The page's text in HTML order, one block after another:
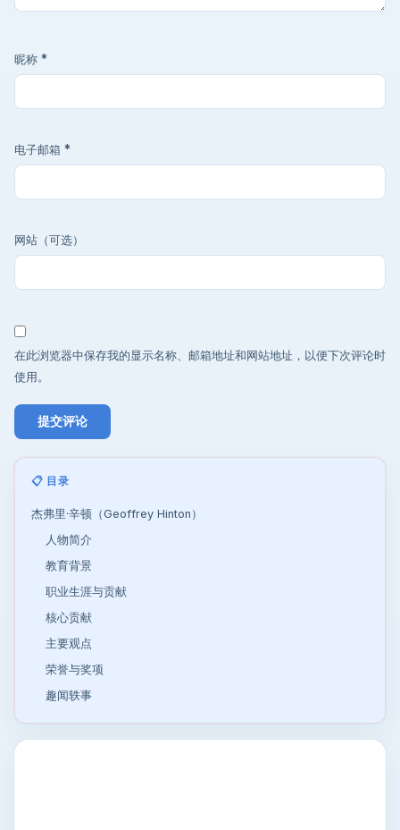
昵称 *
电子邮箱 *
网站（可选）
在此浏览器中保存我的显示名称、邮箱地址和网站地址，以便下次评论时
使用。
📋 目录
杰弗里·辛顿（Geoffrey Hinton）
人物简介
教育背景
职业生涯与贡献
核心贡献
主要观点
荣誉与奖项
趣闻轶事